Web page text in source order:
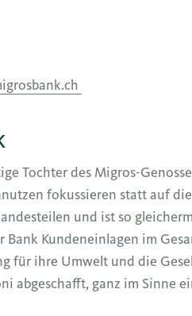
Tochter des Migros-
fokussieren statt auf
und ist so
Kundeneinlagen im
für ihre Umwelt und die
abgeschafft, ganz im